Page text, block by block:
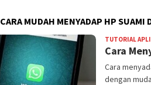
CARA MUDAH MENYADAP HP SUAMI
TUTORIAL
Cara
Cara
dengan